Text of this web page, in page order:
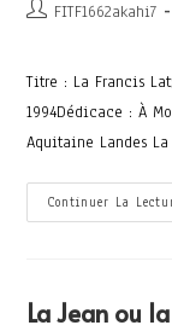
FITF1662akahi7
Titre : La Francis
1994Dédicace : À
Aquitaine Landes
Continuer La
La Jean ou